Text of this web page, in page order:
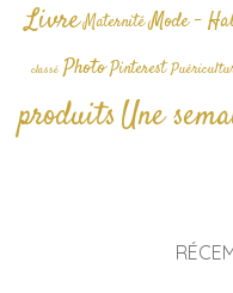
Livre Maternité Mode -
classé Photo Pinterest
produitsUne